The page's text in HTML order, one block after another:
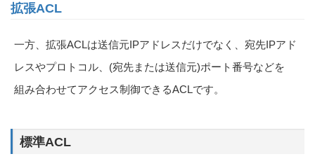
拡張ACL
一方、拡張ACLは送信元IPアドレスだけでなく、宛先IPアド
レスやプロトコル、(宛先または送信元)ポート番号などを
組み合わせてアクセス制御できるACLです。
標準ACL